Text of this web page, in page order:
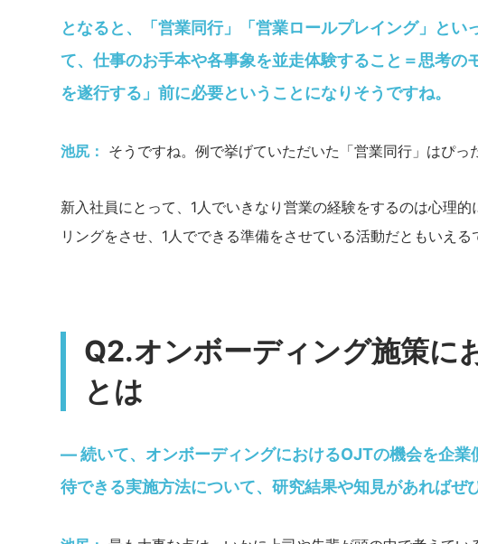
となると、「営業同行」「営業ロールプレイング」と
て、仕事のお手本や各事象を並走体験すること＝思考
を遂行する」前に必要ということになりそうですね。
池尻： そうですね。例で挙げていただいた「営業同行」はぴっ
新入社員にとって、1人でいきなり営業の経験をするのは心理
リングをさせ、1人でできる準備をさせている活動だともいえる
Q2.オンボーディング施策に
とは
— 続いて、オンボーディングにおけるOJTの機会を企
待できる実施方法について、研究結果や知見があればぜ